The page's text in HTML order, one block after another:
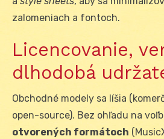
zalomeniach a fontoch.
Licencovanie,
dlhodobá
Obchodné modely sa líšia
open-source). Bez ohľadu na
otvorených formátoch